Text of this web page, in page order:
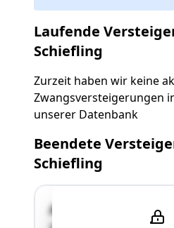
Laufende
Schiefling
Zurzeit haben wir keine
Zwangsversteigerungen
unserer Datenbank
Beendete
Schiefling
Albersdorf-